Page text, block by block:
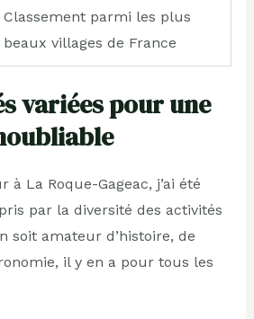
Classement parmi les plus
beaux villages de France
variées pour une
à La Roque-Gageac, j’ai été
par la diversité des activités
soit amateur d’histoire, de
il y en a pour tous les